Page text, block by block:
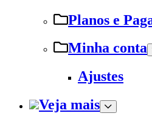
Planos e
Minha conta
Ajustes
Veja mais